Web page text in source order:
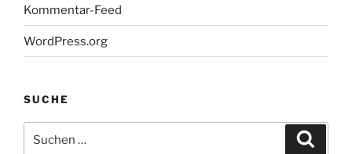
Kommentar-Feed
WordPress.org
SUCHE
nach: